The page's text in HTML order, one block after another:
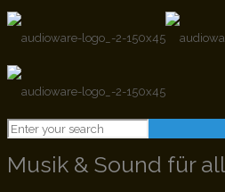
Musik & Sound für